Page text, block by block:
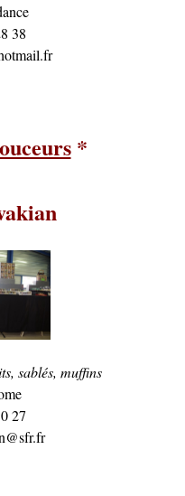
38
*
sablés, muffins
27